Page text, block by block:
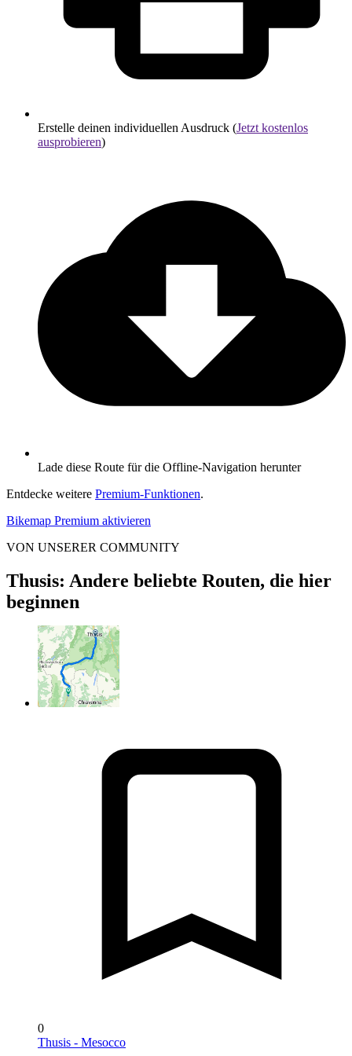
Erstelle deinen individuellen Ausdruck (Jetzt kostenlos
ausprobieren)
Lade diese Route für die Offline-Navigation herunter
Entdecke weitere Premium-Funktionen.
Bikemap Premium aktivieren
VON UNSERER COMMUNITY
Thusis: Andere beliebte Routen, die hier
beginnen
0
Thusis - Mesocco